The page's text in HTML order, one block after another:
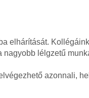
elhárítását.
lélgzetű
azonnali,